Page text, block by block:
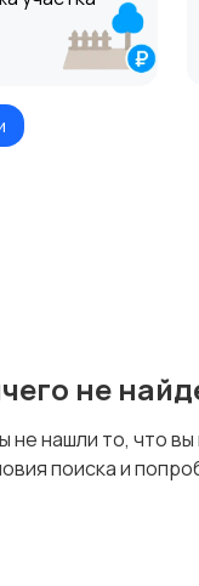
не
не нашли то, что вы
поиска и